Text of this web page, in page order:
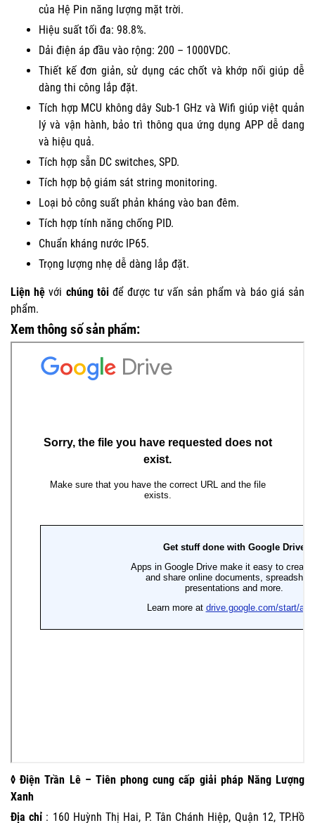
của Hệ Pin năng lượng mặt trời.
Hiệu suất tối đa: 98.8%.
Dải điện áp đầu vào rộng: 200 – 1000VDC.
Thiết kế đơn giản, sử dụng các chốt và khớp nối giúp dễ
dàng thi công lắp đặt.
Tích hợp MCU không dây Sub-1 GHz và Wifi giúp việt quản
lý và vận hành, bảo trì thông qua ứng dụng APP dễ dang
và hiệu quả.
Tích hợp sẵn DC switches, SPD.
Tích hợp bộ giám sát string monitoring.
Loại bỏ công suất phản kháng vào ban đêm.
Tích hợp tính năng chống PID.
Chuẩn kháng nước IP65.
Trọng lượng nhẹ dễ dàng lắp đặt.
Liện hệ với chúng tôi để được tư vấn sản phẩm và báo giá sản
phẩm.
Xem thông số sản phẩm:
◊ Điện Trần Lê – Tiên phong cung cấp giải pháp Năng Lượng
Xanh
Địa chỉ : 160 Huỳnh Thị Hai, P. Tân Chánh Hiệp, Quận 12, TP.Hồ